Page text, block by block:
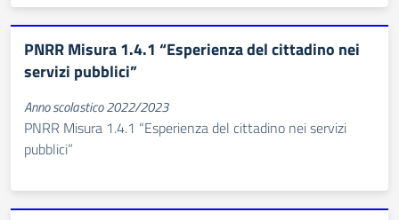
PNRR Misura 1.4.1 “Esperienza del cittadino nei
servizi pubblici”
Anno scolastico 2022/2023
PNRR Misura 1.4.1 “Esperienza del cittadino nei servizi
pubblici”